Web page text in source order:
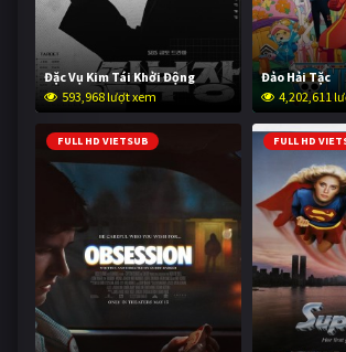
Đặc Vụ Kim Tái Khởi Động
593,968 lượt xem
Đảo Hải Tặc
4,202,611
FULL HD VIETSUB FULL HD